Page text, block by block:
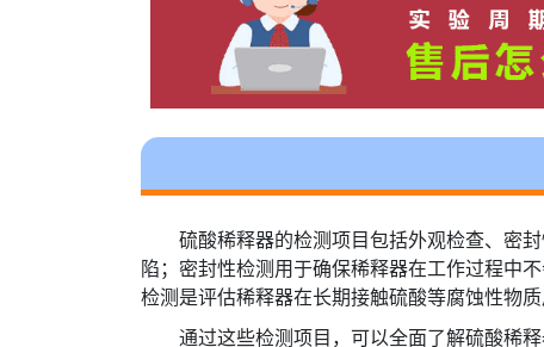
硫酸稀释器的检测项目包括外观检查、密
陷；密封性检测用于确保稀释器在工作过程中
检测是评估稀释器在长期接触硫酸等腐蚀性物质
通过这些检测项目，可以全面了解硫酸稀